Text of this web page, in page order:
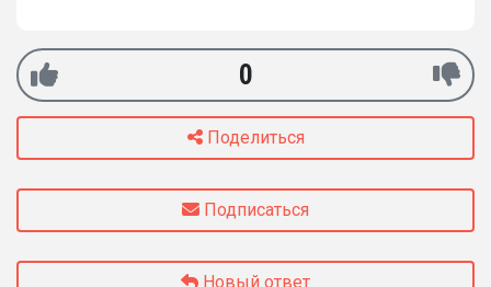
0
Поделиться
Подписаться
Новый ответ